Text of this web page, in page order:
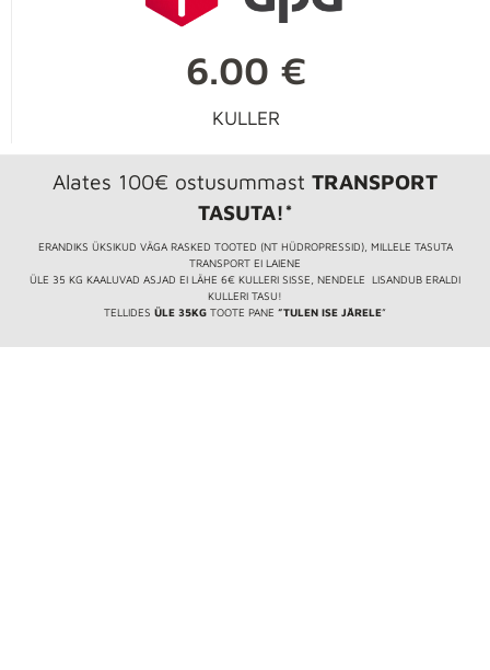
6.00 €
KULLER
Alates 100€ ostusummast TRANSPORT
TASUTA!*
ERANDIKS ÜKSIKUD VÄGA RASKED TOOTED (NT HÜDROPRESSID), MILLELE TASUTA
TRANSPORT EI LAIENE
ÜLE 35 KG KAALUVAD ASJAD EI LÄHE 6€ KULLERI SISSE, NENDELE LISANDUB ERALDI
KULLERI TASU!
TELLIDES ÜLE 35KG TOOTE PANE ”TULEN ISE JÄRELE”